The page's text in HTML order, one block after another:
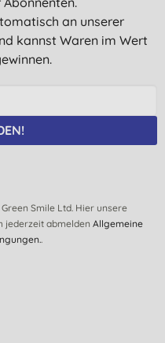
an unserer
kannst Waren im Wert
Smile Ltd. Hier unsere
abmelden Allgemeine
.